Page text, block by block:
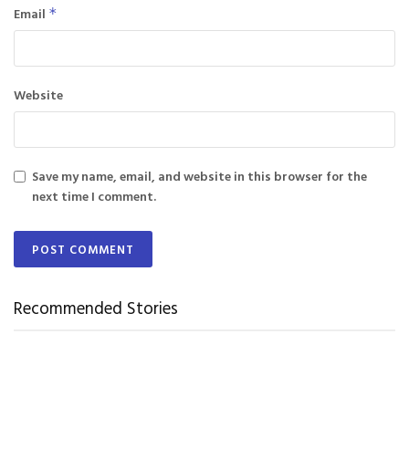
Email *
Website
Save my name, email, and website in this browser for the
next time I comment.
Recommended Stories